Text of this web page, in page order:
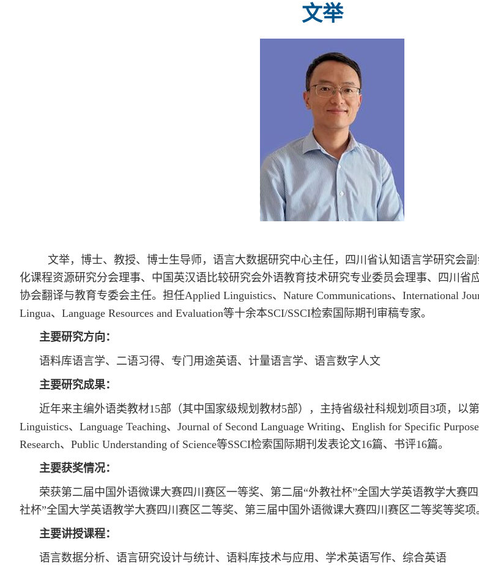
文举
文举，博士、教授、博士生导师，语言大数据研究中心主任，四川省认知语言学研究会
化课程资源研究分会理事、中国英汉语比较研究会外语教育技术研究专业委员会理事、四川省
协会翻译与教育专委会主任。担任Applied Linguistics、Nature Communications、International
Lingua、Language Resources and Evaluation等十余本SCI/SSCI检索国际期刊审稿专家。
主要研究方向：
语料库语言学、二语习得、专门用途英语、计量语言学、语言数字人文
主要研究成果：
近年来主编外语类教材15部（其中国家级规划教材5部），主持省级社科规划项目3项，以
Linguistics、Language Teaching、Journal of Second Language Writing、English for Specific
Research、Public Understanding of Science等SSCI检索国际期刊发表论文16篇、书评16篇。
主要获奖情况：
荣获第二届中国外语微课大赛四川赛区一等奖、第二届“外教社杯”全国大学英语教学大赛
社杯”全国大学英语教学大赛四川赛区二等奖、第三届中国外语微课大赛四川赛区二等奖等奖项
主要讲授课程：
语言数据分析、语言研究设计与统计、语料库技术与应用、学术英语写作、综合英语